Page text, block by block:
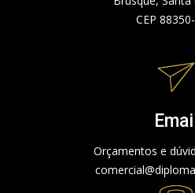
CEP
Email
Orçamentos e